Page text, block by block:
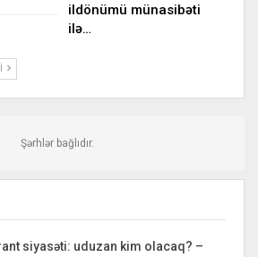
ildönümü münasibəti
ilə…
Şərhlər bağlıdır.
siyasəti: uduzan kim olacaq? –